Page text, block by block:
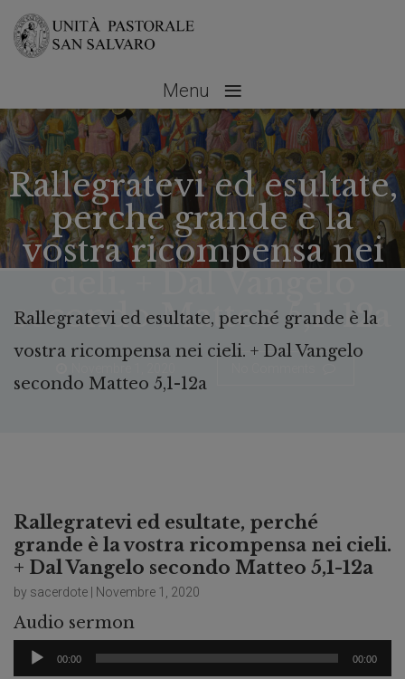
Menu ≡
Rallegratevi ed esultate,
perché grande è la
vostra ricompensa nei
secondo Matteo 5,1-12a
Rallegratevi ed esultate, perché grande è la
vostra ricompensa nei cieli. + Dal Vangelo
secondo Matteo 5,1-12a
Rallegratevi ed esultate, perché
grande è la vostra ricompensa nei cieli.
+ Dal Vangelo secondo Matteo 5,1-12a
by sacerdote | Novembre 1, 2020
Audio sermon
Audio
Player
00:00 00:00